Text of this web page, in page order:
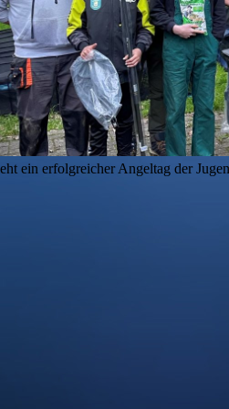
ein erfolgreicher Angeltag der